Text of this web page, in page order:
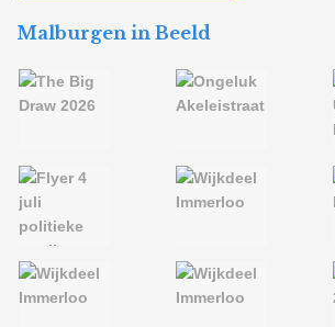
Malburgen in Beeld